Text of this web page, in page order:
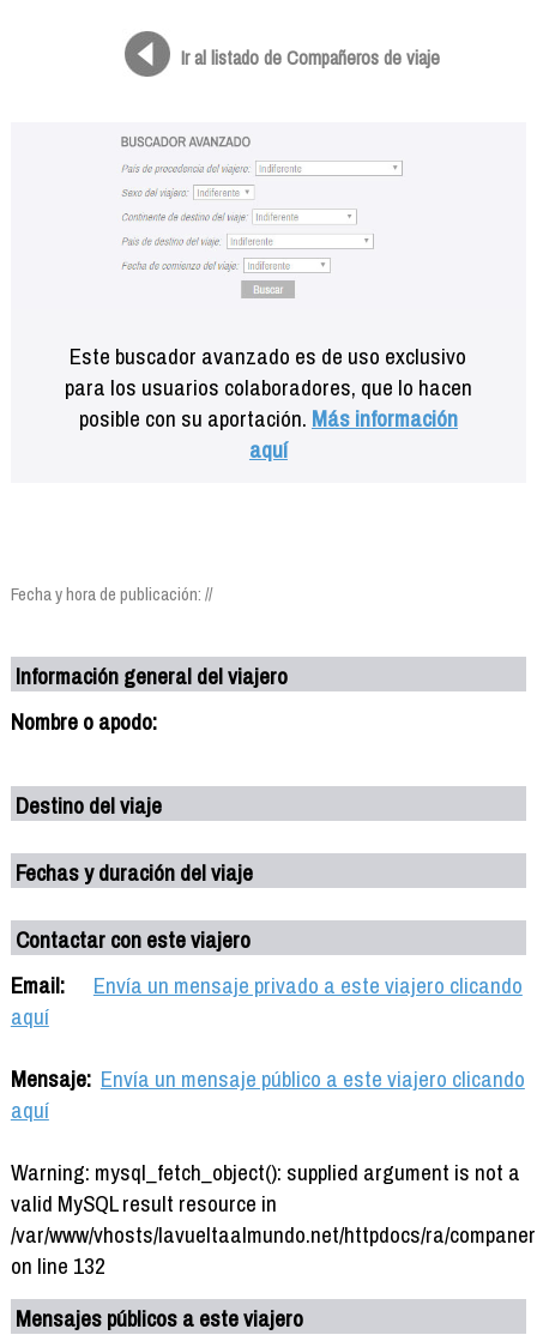
Ir al listado de Compañeros de viaje
Este buscador avanzado es de uso exclusivo
para los usuarios colaboradores, que lo hacen
posible con su aportación. Más información
aquí
Fecha y hora de publicación: //
Información general del viajero
Nombre o apodo:
Destino del viaje
Fechas y duración del viaje
Contactar con este viajero
Email:
Envía un mensaje privado a este viajero clicando
aquí
Mensaje: Envía un mensaje público a este viajero clicando
aquí
Warning: mysql_fetch_object(): supplied argument is not a
valid MySQL result resource in
/var/www/vhosts/lavueltaalmundo.net/httpdocs/ra/
on line 132
Mensajes públicos a este viajero